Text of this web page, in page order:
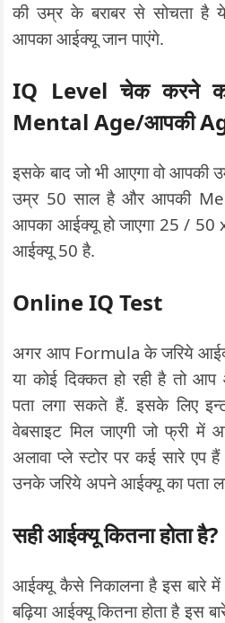
की उम्र के बराबर से सोचता है
आपका आईक्यू जान पाएंगे.
IQ Level चेक करने का
Mental Age/आपकी
इसके बाद जो भी आएगा वो आपकी
उम्र 50 साल है और आपकी
आपका आईक्यू हो जाएगा 25 /
आईक्यू 50 है.
Online IQ Test
अगर आप Formula के जरिये आईक्यू
या कोई दिक्कत हो रही है तो
पता लगा सकते हैं. इसके लिए
वेबसाइट मिल जाएगी जो फ्री
अलावा प्ले स्टोर पर कई सारे
उनके जरिये अपने आईक्यू का पता
सही आईक्यू कितना होता है?
आईक्यू कैसे निकालना है इस बारे
बढ़िया आईक्यू कितना होता है इस